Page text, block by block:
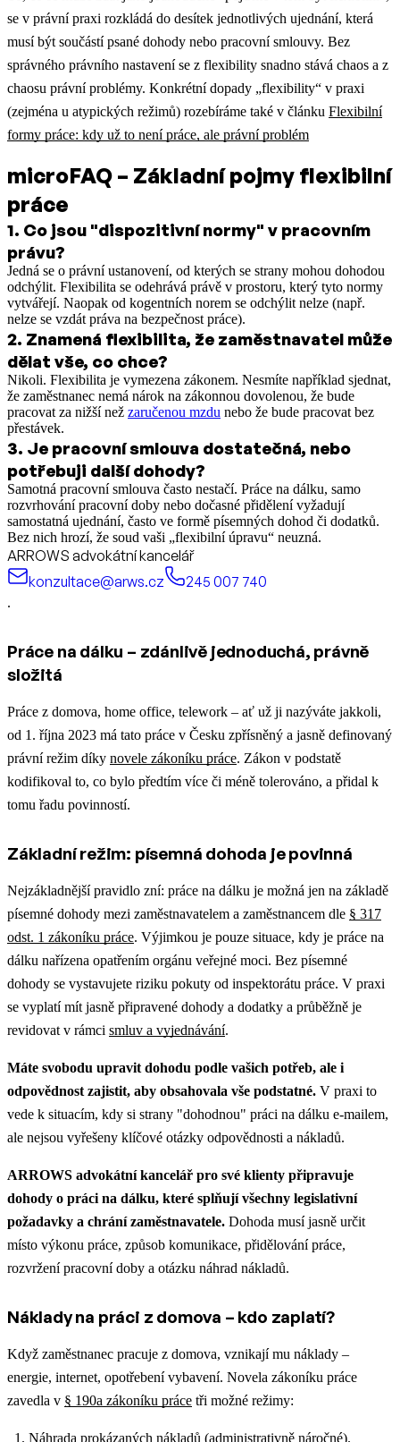
se v právní praxi rozkládá do desítek jednotlivých ujednání, která
musí být součástí psané dohody nebo pracovní smlouvy. Bez
správného právního nastavení se z flexibility snadno stává chaos a z
chaosu právní problémy. Konkrétní dopady „flexibility“ v praxi
(zejména u atypických režimů) rozebíráme také v článku Flexibilní
formy práce: kdy už to není práce, ale právní problém
microFAQ – Základní pojmy flexibilní
práce
1. Co jsou "dispozitivní normy" v pracovním
právu?
Jedná se o právní ustanovení, od kterých se strany mohou dohodou
odchýlit. Flexibilita se odehrává právě v prostoru, který tyto normy
vytvářejí. Naopak od kogentních norem se odchýlit nelze (např.
nelze se vzdát práva na bezpečnost práce).
2. Znamená flexibilita, že zaměstnavatel může
dělat vše, co chce?
Nikoli. Flexibilita je vymezena zákonem. Nesmíte například sjednat,
že zaměstnanec nemá nárok na zákonnou dovolenou, že bude
pracovat za nižší než zaručenou mzdu nebo že bude pracovat bez
přestávek.
3. Je pracovní smlouva dostatečná, nebo
potřebuji další dohody?
Samotná pracovní smlouva často nestačí. Práce na dálku, samo
rozvrhování pracovní doby nebo dočasné přidělení vyžadují
samostatná ujednání, často ve formě písemných dohod či dodatků.
Bez nich hrozí, že soud vaši „flexibilní úpravu“ neuzná.
ARROWS advokátní kancelář
konzultace@arws.cz
245 007 740
.
Práce na dálku – zdánlivě jednoduchá, právně
složitá
Práce z domova, home office, telework – ať už ji nazýváte jakkoli,
od 1. října 2023 má tato práce v Česku zpřísněný a jasně definovaný
právní režim díky novele zákoníku práce. Zákon v podstatě
kodifikoval to, co bylo předtím více či méně tolerováno, a přidal k
tomu řadu povinností.
Základní režim: písemná dohoda je povinná
Nejzákladnější pravidlo zní: práce na dálku je možná jen na základě
písemné dohody mezi zaměstnavatelem a zaměstnancem dle § 317
odst. 1 zákoníku práce. Výjimkou je pouze situace, kdy je práce na
dálku nařízena opatřením orgánu veřejné moci. Bez písemné
dohody se vystavujete riziku pokuty od inspektorátu práce. V praxi
se vyplatí mít jasně připravené dohody a dodatky a průběžně je
revidovat v rámci smluv a vyjednávání.
Máte svobodu upravit dohodu podle vašich potřeb, ale i
odpovědnost zajistit, aby obsahovala vše podstatné. V praxi to
vede k situacím, kdy si strany "dohodnou" práci na dálku e-mailem,
ale nejsou vyřešeny klíčové otázky odpovědnosti a nákladů.
ARROWS advokátní kancelář pro své klienty připravuje
dohody o práci na dálku, které splňují všechny legislativní
požadavky a chrání zaměstnavatele. Dohoda musí jasně určit
místo výkonu práce, způsob komunikace, přidělování práce,
rozvržení pracovní doby a otázku náhrad nákladů.
Náklady na práci z domova – kdo zaplatí?
Když zaměstnanec pracuje z domova, vznikají mu náklady –
energie, internet, opotřebení vybavení. Novela zákoníku práce
zavedla v § 190a zákoníku práce tři možné režimy:
Náhrada prokázaných nákladů (administrativně náročné).